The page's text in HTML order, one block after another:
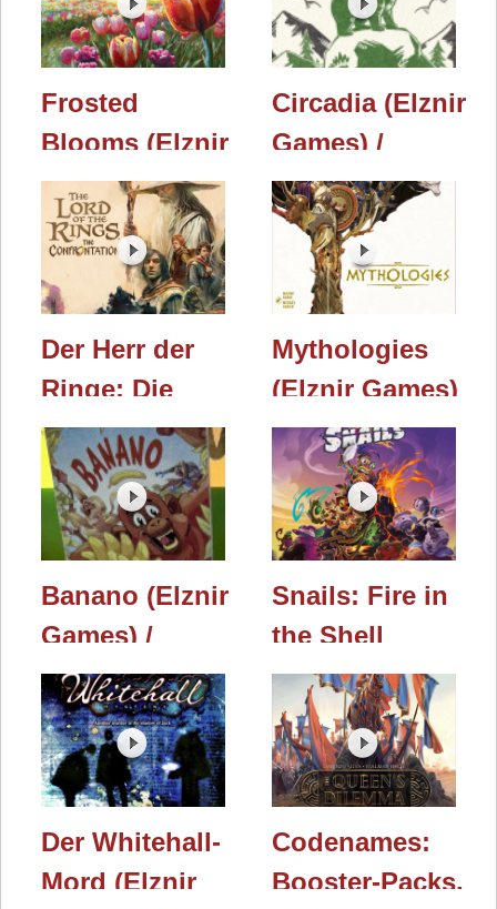
2026
2026
Frosted
Blooms (Elznir
Games) /
Spielwarenmesse
2026
Circadia (Elznir
Games) /
Spielwarenmesse
2026
Der Herr der
Ringe: Die
Entscheidung
(Elznir Games)
Spielwarenmesse
2026
Mythologies
(Elznir Games)
/
Spielwarenmesse
2026
Banano (Elznir
Games) /
Spielwarenmesse
2026
Snails: Fire in
the Shell
(Elznir Games)
/
Spielwarenmesse
2026
Der Whitehall-
Mord (Elznir
Codenames:
Booster-Packs,